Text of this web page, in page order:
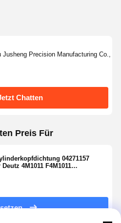
Precision Manufacturing Co.,
Chatten
Preis Für
04271157
4M1011 F4M1011